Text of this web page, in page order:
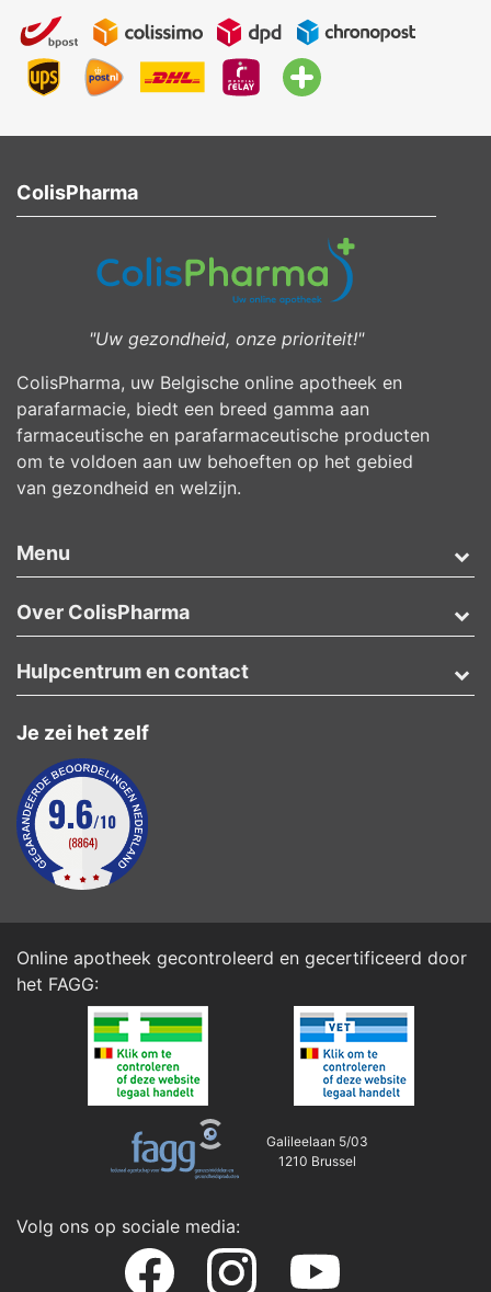
ColisPharma
"Uw gezondheid, onze prioriteit!"
ColisPharma, uw Belgische online apotheek en
parafarmacie, biedt een breed gamma aan
farmaceutische en parafarmaceutische producten
om te voldoen aan uw behoeften op het gebied
van gezondheid en welzijn.
Menu
Over ColisPharma
Je zei het zelf
Hulpcentrum en contact
Online apotheek gecontroleerd en gecertificeerd door
het FAGG:
Galileelaan 5/03
1210 Brussel
Volg ons op sociale media: